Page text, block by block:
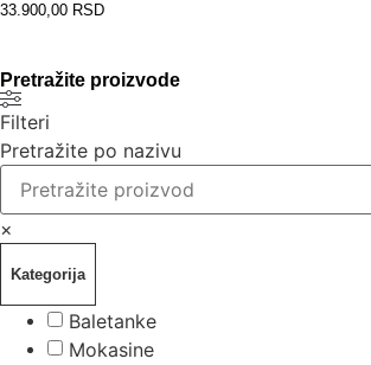
33.900,00 RSD
Pretražite proizvode
Filteri
Pretražite po nazivu
×
Kategorija
Baletanke
Mokasine